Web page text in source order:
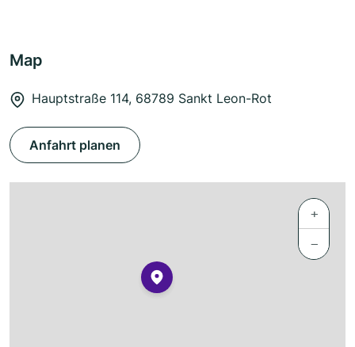
Map
Hauptstraße 114, 68789 Sankt Leon-Rot
Anfahrt planen
+
−